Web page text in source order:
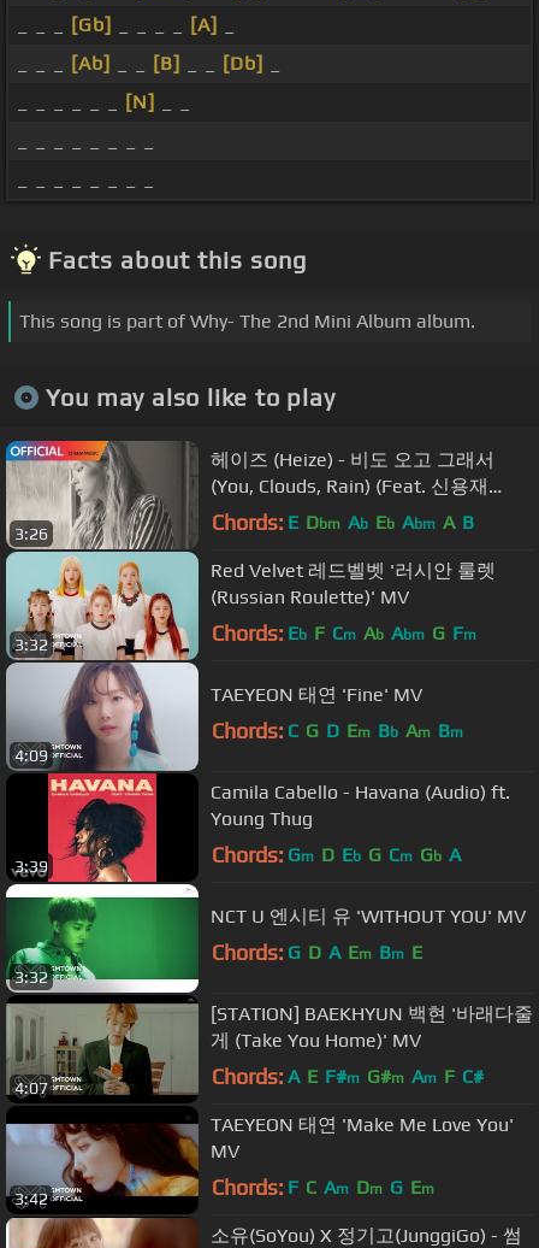
[Gb] [A]
[Ab] [B] [Db]
[N]
Facts about this song
This song is part of Why- The 2nd Mini Album album.
You may also like to play
3:26
헤이즈 (Heize) - 비도 오고 그래서
(You, Clouds, Rain) (Feat. 신용재
(Shin Yong Jae)) MV
Chords: E Dbm Ab Eb Abm A B
3:32
Red Velvet 레드벨벳 '러시안 룰렛
(Russian Roulette)' MV
Chords: Eb F Cm Ab Abm G Fm
4:09
TAEYEON 태연 'Fine' MV
Chords: C G D Em Bb Am Bm
3:39
Camila Cabello - Havana (Audio) ft.
Young Thug
Chords: Gm D Eb G Cm Gb A
3:32
NCT U 엔시티 유 'WITHOUT YOU' MV
Chords: G D A Em Bm E
4:07
[STATION] BAEKHYUN 백현 '바래다줄
게 (Take You Home)' MV
Chords: A E F#m G#m Am F C#
3:42
TAEYEON 태연 'Make Me Love You'
MV
Chords: F C Am Dm G Em
소유(SoYou) X 정기고(JunggiGo) - 썸